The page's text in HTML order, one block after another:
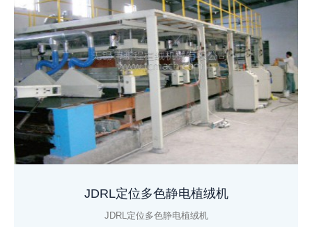
JDRL定位多色静电植绒机
JDRL定位多色静电植绒机